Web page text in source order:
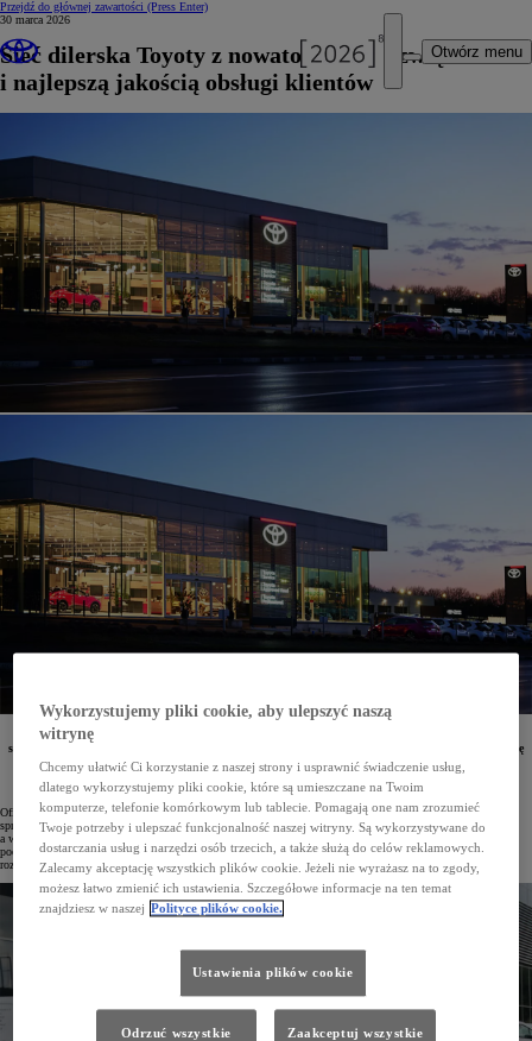
Przejdź do głównej zawartości (Press Enter)
Otwórz menu
30 marca 2026
Sieć dilerska Toyoty z nowatorskimi rozwiązaniami
i najlepszą jakością obsługi klientów
Toyota jest obecna na polskim rynku od ponad 35 lat, zajmując się sprzedażą oraz serwisowaniem
swoich pojazdów. Obecnie sieć obejmuje 77 stacji dilerskich, które zapewniają kompleksową obsługę
klienta na każdym etapie korzystania z samochodu. W wyspecjalizowanych placówkach Toyota
Professional dostępna jest pełna gama aut LCV, natomiast Toyota Pewne Auto oferuje sprawdzone
pojazdy używane z udokumentowaną historią i gwarancją.
Oficjalne rozpoczęcie działalności Toyoty w Polsce miało miejsce 30 grudnia 1990 roku, a już rok później
sprzedaż prowadzono w kilkunastu lokalizacjach. Pierwszy w pełni profesjonalny salon otwarto w Radości,
a wydarzenie to połączono z wręczeniem nowej Corolli zwyciężczyni konkursu Miss Polonia. Od samego
początku marka wyróżniała się wysokim standardem obsługi klientów, co znacząco wpłynęło na jej szybki
rozwój w kraju.
Wykorzystujemy pliki cookie, aby ulepszyć naszą
witrynę
Chcemy ułatwić Ci korzystanie z naszej strony i usprawnić świadczenie usług,
dlatego wykorzystujemy pliki cookie, które są umieszczane na Twoim
komputerze, telefonie komórkowym lub tablecie. Pomagają one nam zrozumieć
Twoje potrzeby i ulepszać funkcjonalność naszej witryny. Są wykorzystywane do
dostarczania usług i narzędzi osób trzecich, a także służą do celów reklamowych.
Zalecamy akceptację wszystkich plików cookie. Jeżeli nie wyrażasz na to zgody,
możesz łatwo zmienić ich ustawienia. Szczegółowe informacje na ten temat
znajdziesz w naszej Polityce plików cookie.
Ustawienia plików cookie
Odrzuć wszystkie Zaakceptuj wszystkie